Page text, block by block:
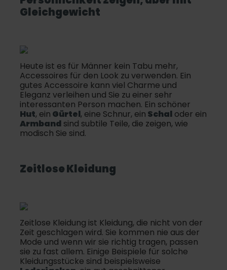
Gleichgewicht
Heute ist es für Männer kein Tabu mehr,
Accessoires für den Look zu verwenden. Ein
gutes Accessoire kann viel Charme und
Eleganz verleihen und Sie zu einer sehr
interessanten Person machen. Ein schöner
Hut, ein Gürtel, eine Schnur, ein Schal oder ein
Armband sind subtile Teile, die zeigen, wie
modisch Sie sind.
Zeitlose Kleidung
Zeitlose Kleidung ist Kleidung, die nicht von der
Zeit geschlagen wird. Sie kommen nie aus der
Mode und wenn wir sie richtig tragen, passen
sie zu fast allem. Einige Beispiele für solche
Kleidungsstücke sind beispielsweise